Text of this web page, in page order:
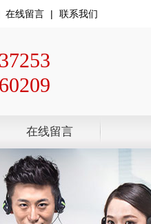
在线留言 | 联系我们
在线留言